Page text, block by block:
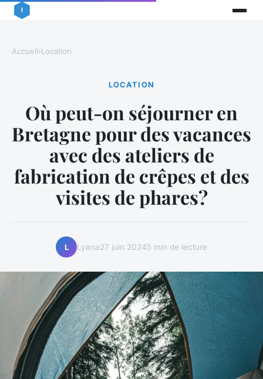
Accueil›Location
LOCATION
Où peut-on séjourner en
Bretagne pour des vacances
avec des ateliers de
fabrication de crêpes et des
visites de phares?
L Lyana27 juin 20245 min de lecture